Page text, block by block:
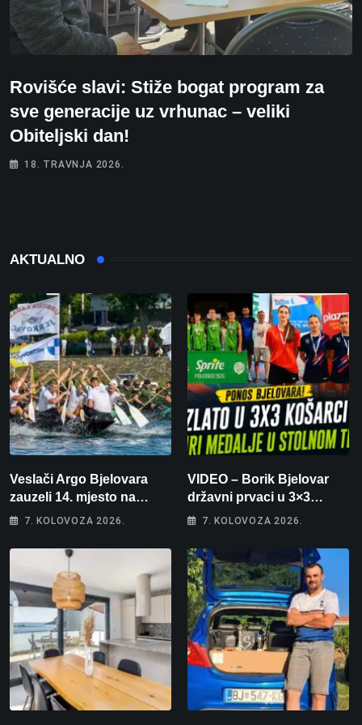
Rovišće slavi: Stiže bogat program za
sve generacije uz vrhunac – veliki
Obiteljski dan!
18. TRAVNJA 2026.
AKTUALNO
Veslači Argo Bjelovara
zauzeli 14. mjesto na
brzincu
7. KOLOVOZA 2026.
VIDEO – Borik Bjelovar
državni prvaci u 3×3
košarci, Klara Končar je
stolnom tenisu!
7. KOLOVOZA 2026.